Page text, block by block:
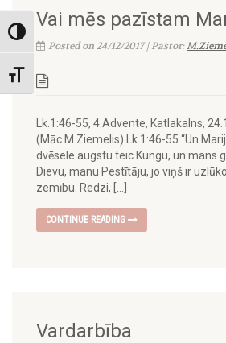
Toggle High Contrast
Toggle Font size
Vai mēs pazīstam
Posted on 24/12/2017 | Pastor:
Lk.1:46-55, 4.Advente, Katlakalns,
(Māc.M.Ziemelis) Lk.1:46-55 “Un
dvēsele augstu teic Kungu, un mans
Dievu, manu Pestītāju, jo viņš ir
zemību. Redzi, […]
CONTINUE READING
Vardarbība